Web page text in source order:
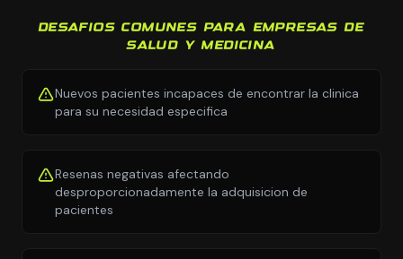
DESAFIOS COMUNES PARA EMPRESAS DE
SALUD Y MEDICINA
Nuevos pacientes incapaces de encontrar la clinica
para su necesidad especifica
Resenas negativas afectando
desproporcionadamente la adquisicion de
pacientes